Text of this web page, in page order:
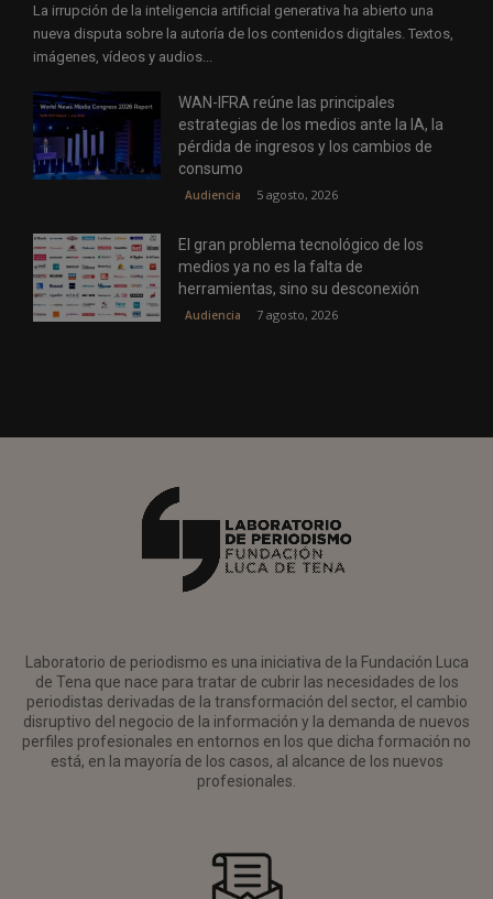
La irrupción de la inteligencia artificial generativa ha abierto una
nueva disputa sobre la autoría de los contenidos digitales. Textos,
imágenes, vídeos y audios...
WAN-IFRA reúne las principales
estrategias de los medios ante la IA, la
pérdida de ingresos y los cambios de
consumo
Audiencia 5 agosto, 2026
El gran problema tecnológico de los
medios ya no es la falta de
herramientas, sino su desconexión
Audiencia 7 agosto, 2026
Laboratorio de periodismo es una iniciativa de la Fundación Luca
de Tena que nace para tratar de cubrir las necesidades de los
periodistas derivadas de la transformación del sector, el cambio
disruptivo del negocio de la información y la demanda de nuevos
perfiles profesionales en entornos en los que dicha formación no
está, en la mayoría de los casos, al alcance de los nuevos
profesionales.